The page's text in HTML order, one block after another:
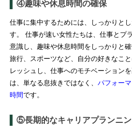
④趣味や休息時間の確保
仕事に集中するためには、しっかりと
す。 仕事が速い女性たちは、仕事とプ
意識し、趣味や休息時間をしっかりと確
旅行、スポーツなど、自分の好きなこ
レッシュし、仕事へのモチベーション
は、単なる息抜きではなく、 パフォー
時間です。
⑤長期的なキャリアプランニ